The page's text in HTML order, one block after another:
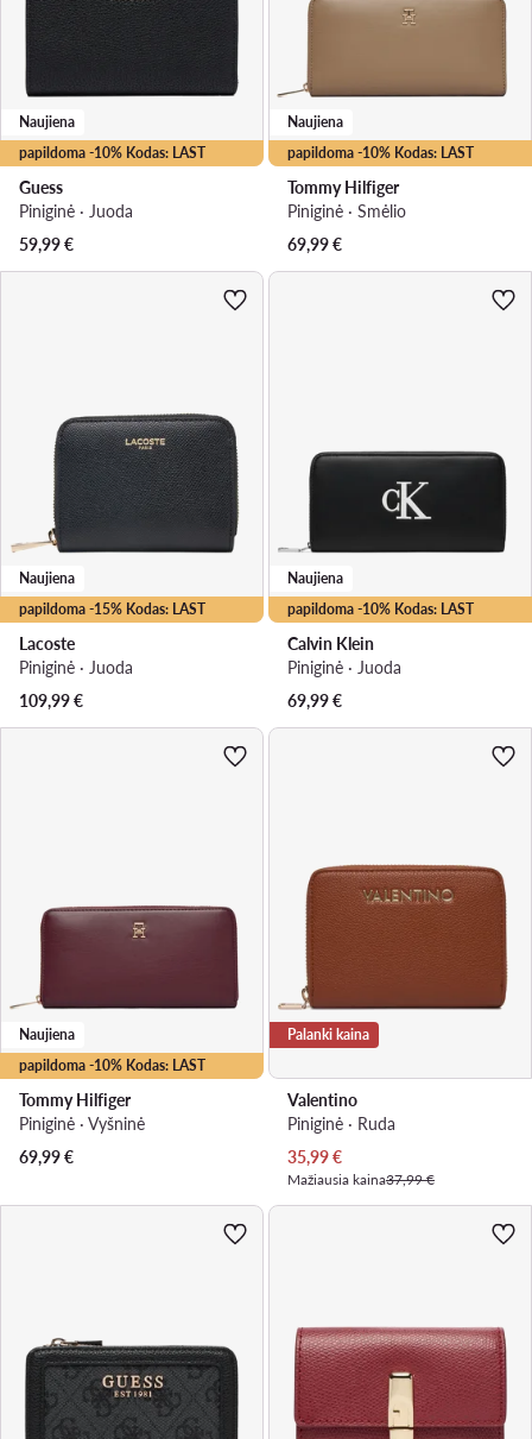
papildoma -10% Kodas: LAST
Naujiena
Guess
Piniginė · Juoda
59,99€
papildoma -10% Kodas: LAST
Naujiena
Tommy Hilfiger
Piniginė · Smėlio
69,99€
papildoma -15% Kodas: LAST
Naujiena
Lacoste
Piniginė · Juoda
109,99€
papildoma -10% Kodas: LAST
Naujiena
Calvin Klein
Piniginė · Juoda
69,99€
papildoma -10% Kodas: LAST
Naujiena
Tommy Hilfiger
Piniginė · Vyšninė
69,99€
Palanki kaina
Valentino
Piniginė · Ruda
Dabartinė kaina
35,99€
Mažiausia kaina37,99 €